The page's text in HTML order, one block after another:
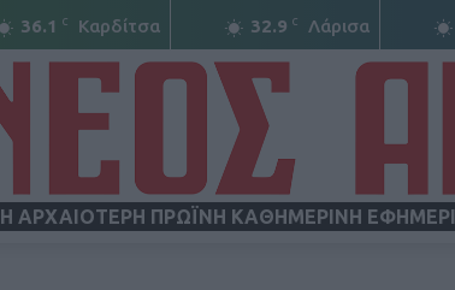
36.1 C Καρδίτσα 32.9 C Λάρισα
Η ΑΡΧΑΙΟΤΕΡΗ ΠΡΩΪΝΗ ΚΑΘΗΜΕΡΙΝΗ